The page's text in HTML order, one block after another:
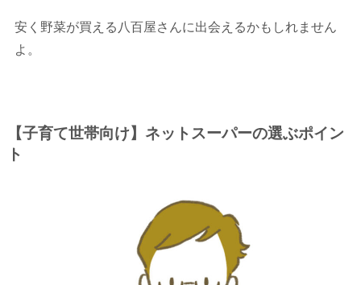
安く野菜が買える八百屋さんに出会えるかもしれません
よ。
【子育て世帯向け】ネットスーパーの選ぶポイン
ト